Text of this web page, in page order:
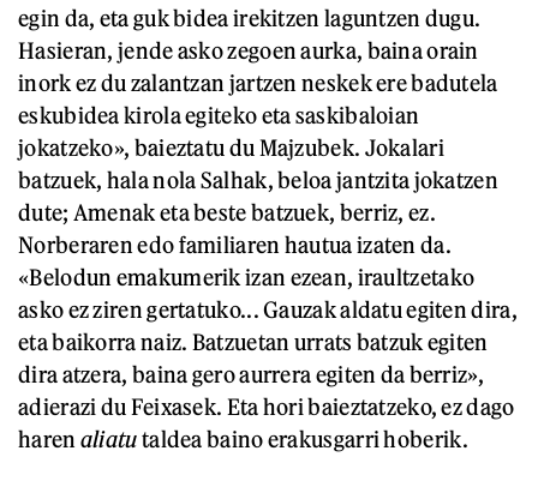
egin da, eta guk bidea irekitzen laguntzen dugu.
Hasieran, jende asko zegoen aurka, baina orain
inork ez du zalantzan jartzen neskek ere badutela
eskubidea kirola egiteko eta saskibaloian
jokatzeko», baieztatu du Majzubek. Jokalari
batzuek, hala nola Salhak, beloa jantzita jokatzen
dute; Amenak eta beste batzuek, berriz, ez.
Norberaren edo familiaren hautua izaten da.
«Belodun emakumerik izan ezean, iraultzetako
asko ez ziren gertatuko... Gauzak aldatu egiten dira,
eta baikorra naiz. Batzuetan urrats batzuk egiten
dira atzera, baina gero aurrera egiten da berriz»,
adierazi du Feixasek. Eta hori baieztatzeko, ez dago
haren aliatutaldea baino erakusgarri hoberik.